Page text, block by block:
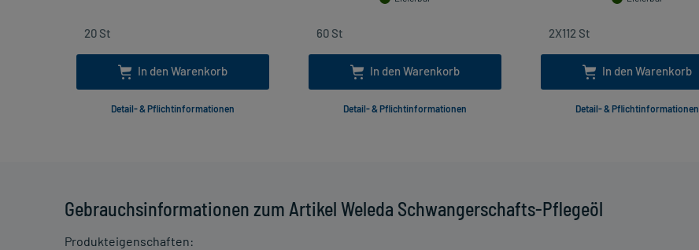
Gebrauchsinformationen zum Artikel Weleda Schwangerschafts-Pflegeöl
Produkteigenschaften:
In den Warenkorb
Detail- & Pflichtinformationen
In den Warenkorb
Detail- & Pflichtinformationen
In den Warenkorb
Detail- & Pflichtinformationen